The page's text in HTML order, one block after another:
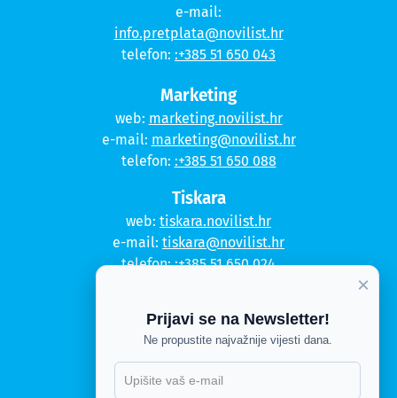
e-mail:
info.pretplata@novilist.hr
telefon: :+385 51 650 043
Marketing
web: marketing.novilist.hr
e-mail: marketing@novilist.hr
telefon: :+385 51 650 088
Tiskara
web: tiskara.novilist.hr
e-mail: tiskara@novilist.hr
telefon::+385 51 650 024
Kontakt
Politika privatnosti
Politika kolačića
×
Prijavi se na Newsletter!
Ne propustite najvažnije vijesti dana.